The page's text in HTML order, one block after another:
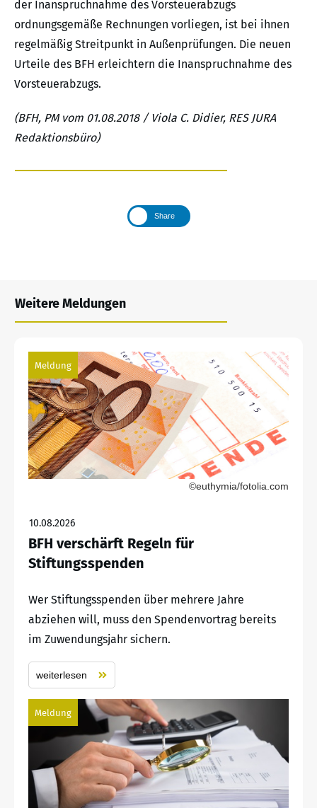
der Inanspruchnahme des Vorsteuerabzugs
ordnungsgemäße Rechnungen vorliegen, ist bei ihnen
regelmäßig Streitpunkt in Außenprüfungen. Die neuen
Urteile des BFH erleichtern die Inanspruchnahme des
Vorsteuerabzugs.
(BFH, PM vom 01.08.2018 / Viola C. Didier, RES JURA
Redaktionsbüro)
Share
Weitere Meldungen
Meldung
©euthymia/fotolia.com
10.08.2026
BFH verschärft Regeln für
Stiftungsspenden
Wer Stiftungsspenden über mehrere Jahre
abziehen will, muss den Spendenvortrag bereits
im Zuwendungsjahr sichern.
weiterlesen
Meldung